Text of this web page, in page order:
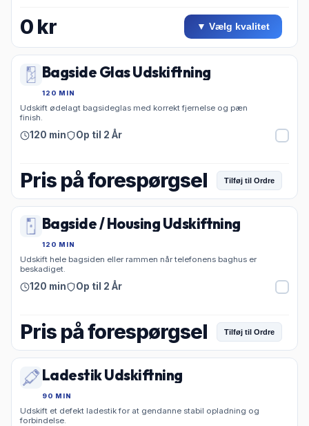
0 kr ▼ Vælg kvalitet
Bagside Glas Udskiftning
120 MIN
Udskift ødelagt bagsideglas med korrekt fjernelse og pæn
finish.
120 min Op til 2 År
Pris på forespørgsel Tilføj til Ordre
Bagside / Housing Udskiftning
120 MIN
Udskift hele bagsiden eller rammen når telefonens baghus er
beskadiget.
120 min Op til 2 År
Pris på forespørgsel Tilføj til Ordre
Ladestik Udskiftning
90 MIN
Udskift et defekt ladestik for at gendanne stabil opladning og
forbindelse.